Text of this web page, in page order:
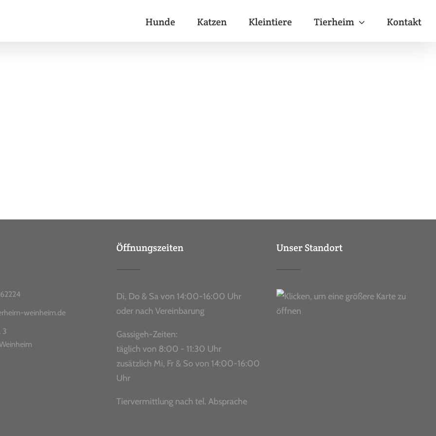
Hunde Katzen Kleintiere Tierheim Kontakt
weinheim.de
3
Öffnungszeiten
Di, Do & Sa von 14:00-16:00 Uhr
oder nach Vereinbarung
Gassigeh-Zeiten:
täglich von 8:00 - 11:30 Uhr
zusätzlich Mi, Fr & So von 14:00-16:00
Uhr
Tiervermittlung nach tel. Absprache
Unser Standort